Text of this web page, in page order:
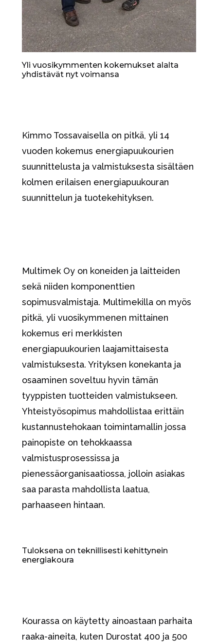
Yli vuosikymmenten kokemukset alalta
yhdistävät nyt voimansa
Kimmo Tossavaisella on pitkä, yli 14
vuoden kokemus energiapuukourien
suunnittelusta ja valmistuksesta sisältäen
kolmen erilaisen energiapuukouran
suunnittelun ja tuotekehityksen.
Multimek Oy on koneiden ja laitteiden
sekä niiden komponenttien
sopimusvalmistaja. Multimekilla on myös
pitkä, yli vuosikymmenen mittainen
kokemus eri merkkisten
energiapuukourien laajamittaisesta
valmistuksesta. Yrityksen konekanta ja
osaaminen soveltuu hyvin tämän
tyyppisten tuotteiden valmistukseen.
Yhteistyösopimus mahdollistaa erittäin
kustannustehokaan toimintamallin jossa
painopiste on tehokkaassa
valmistusprosessissa ja
pienessäorganisaatiossa, jolloin asiakas
saa parasta mahdollista laatua,
parhaaseen hintaan.
Tuloksena on teknillisesti kehittynein
energiakoura
Kourassa on käytetty ainoastaan parhaita
raaka-aineita, kuten Durostat 400 ja 500